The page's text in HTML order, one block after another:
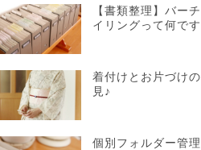
【書類整理】バー
イリングって何です
着付けとお片づけ
見♪
個別フォルダー管